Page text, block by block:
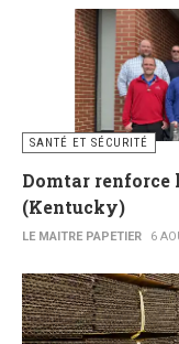
SANTÉ ET SÉCURITÉ
Domtar
(Kentucky)
LE MAITRE PAPETIER 6